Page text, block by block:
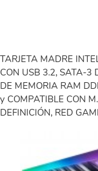
TARJETA MADRE
CON USB 3.2, SATA-3
DE MEMORIA RAM
y COMPATIBLE CON
DEFINICIÓN, RED